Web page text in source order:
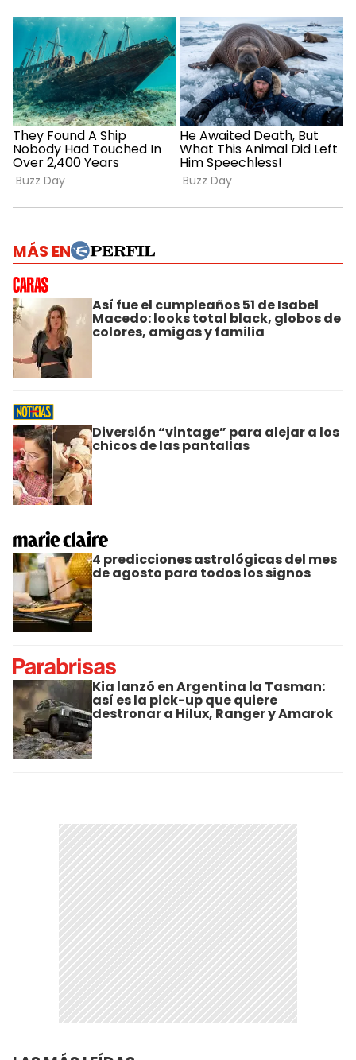
MÁS EN
Así fue el cumpleaños 51 de Isabel
Macedo: looks total black, globos de
colores, amigas y familia
Diversión “vintage” para alejar a los
chicos de las pantallas
4 predicciones astrológicas del mes
de agosto para todos los signos
Kia lanzó en Argentina la Tasman:
así es la pick-up que quiere
destronar a Hilux, Ranger y Amarok